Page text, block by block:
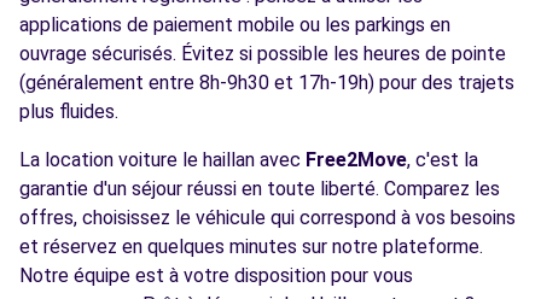
applications de paiement mobile ou les parkings en
ouvrage sécurisés. Évitez si possible les heures de pointe
(généralement entre 8h-9h30 et 17h-19h) pour des trajets
plus fluides.
La location voiture le haillan avec Free2Move, c'est la
garantie d'un séjour réussi en toute liberté. Comparez les
offres, choisissez le véhicule qui correspond à vos besoins
et réservez en quelques minutes sur notre plateforme.
Notre équipe est à votre disposition pour vous